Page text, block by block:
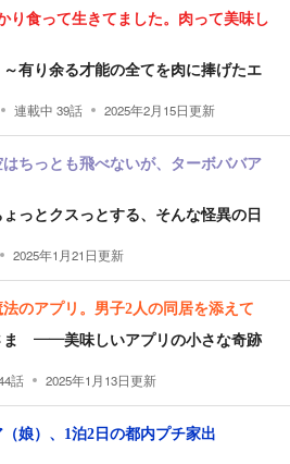
り食って生きてました。肉って美味し
有り余る才能の全てを肉に捧げたエ
連載中 39話 2025年2月15日更新
ちっとも飛べないが、ターボババア
っとクスっとする、そんな怪異の日
2025年1月21日更新
のアプリ。男子2人の同居を添えて
――美味しいアプリの小さな奇跡
話 2025年1月13日更新
娘）、1泊2日の都内プチ家出